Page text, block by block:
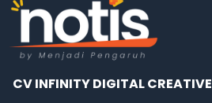
CV INFINITY DIGITAL CREATIVE